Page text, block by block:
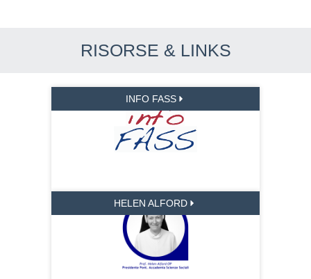
RISORSE & LINKS
INFO FASS
HELEN ALFORD